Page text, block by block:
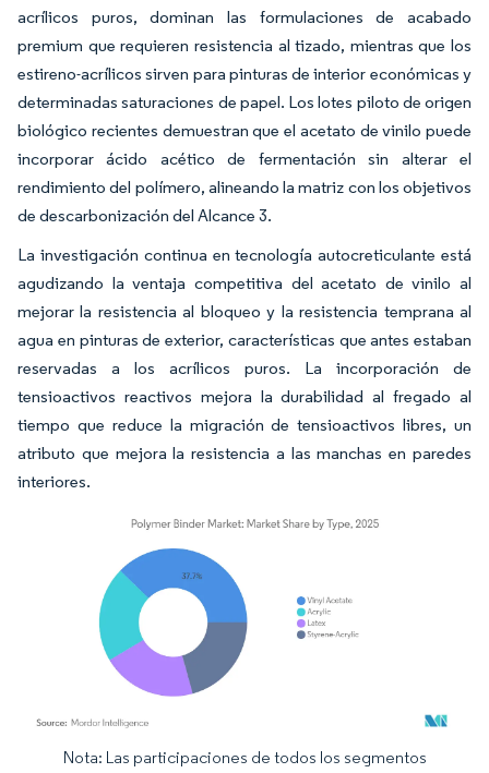
acrílicos puros, dominan las formulaciones de acabado
premium que requieren resistencia al tizado, mientras que los
estireno-acrílicos sirven para pinturas de interior económicas y
determinadas saturaciones de papel. Los lotes piloto de origen
biológico recientes demuestran que el acetato de vinilo puede
incorporar ácido acético de fermentación sin alterar el
rendimiento del polímero, alineando la matriz con los objetivos
de descarbonización del Alcance 3.
La investigación continua en tecnología autocreticulante está
agudizando la ventaja competitiva del acetato de vinilo al
mejorar la resistencia al bloqueo y la resistencia temprana al
agua en pinturas de exterior, características que antes estaban
reservadas a los acrílicos puros. La incorporación de
tensioactivos reactivos mejora la durabilidad al fregado al
tiempo que reduce la migración de tensioactivos libres, un
atributo que mejora la resistencia a las manchas en paredes
interiores.
Imagen © Mordor Intelligence. El uso requiere atribución según CC BY 4.0.
Nota: Las participaciones de todos los segmentos